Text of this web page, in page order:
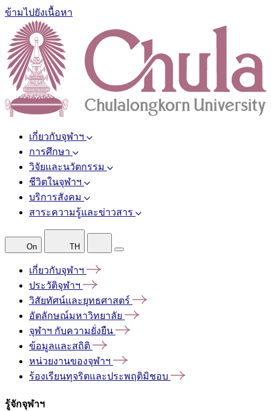
ข้ามไปยังเนื้อหา
เกี่ยวกับจุฬาฯ
การศึกษา
วิจัยและนวัตกรรม
ชีวิตในจุฬาฯ
บริการสังคม
สาระความรู้และข่าวสาร
On TH
เกี่ยวกับจุฬาฯ
ประวัติจุฬาฯ
วิสัยทัศน์และยุทธศาสตร์
อัตลักษณ์มหาวิทยาลัย
จุฬาฯ กับความยั่งยืน
ข้อมูลและสถิติ
หน่วยงานของจุฬาฯ
ร้องเรียนทุจริตและประพฤติมิชอบ
รู้จักจุฬาฯ